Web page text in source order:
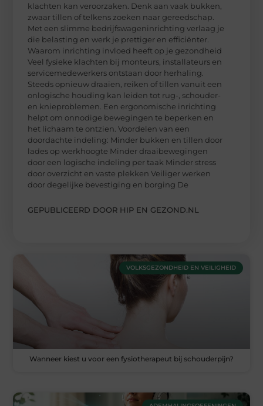
klachten kan veroorzaken. Denk aan vaak bukken,
zwaar tillen of telkens zoeken naar gereedschap.
Met een slimme bedrijfswageninrichting verlaag je
die belasting en werk je prettiger en efficiënter.
Waarom inrichting invloed heeft op je gezondheid
Veel fysieke klachten bij monteurs, installateurs en
servicemedewerkers ontstaan door herhaling.
Steeds opnieuw draaien, reiken of tillen vanuit een
onlogische houding kan leiden tot rug-, schouder-
en knieproblemen. Een ergonomische inrichting
helpt om onnodige bewegingen te beperken en
het lichaam te ontzien. Voordelen van een
doordachte indeling: Minder bukken en tillen door
lades op werkhoogte Minder draaibewegingen
door een logische indeling per taak Minder stress
door overzicht en vaste plekken Veiliger werken
door degelijke bevestiging en borging De
GEPUBLICEERD DOOR HIP EN GEZOND.NL
VOLKSGEZONDHEID EN VEILIGHEID
Wanneer kiest u voor een fysiotherapeut bij schouderpijn?